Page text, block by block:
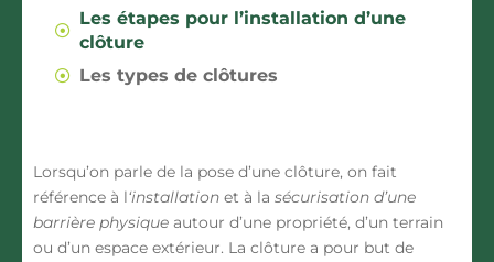
Les étapes pour l’installation d’une
clôture
Les types de clôtures
Lorsqu’on parle de la pose d’une clôture, on fait
référence à l‘installation et à la sécurisation d’une
barrière physique autour d’une propriété, d’un terrain
ou d’un espace extérieur. La clôture a pour but de